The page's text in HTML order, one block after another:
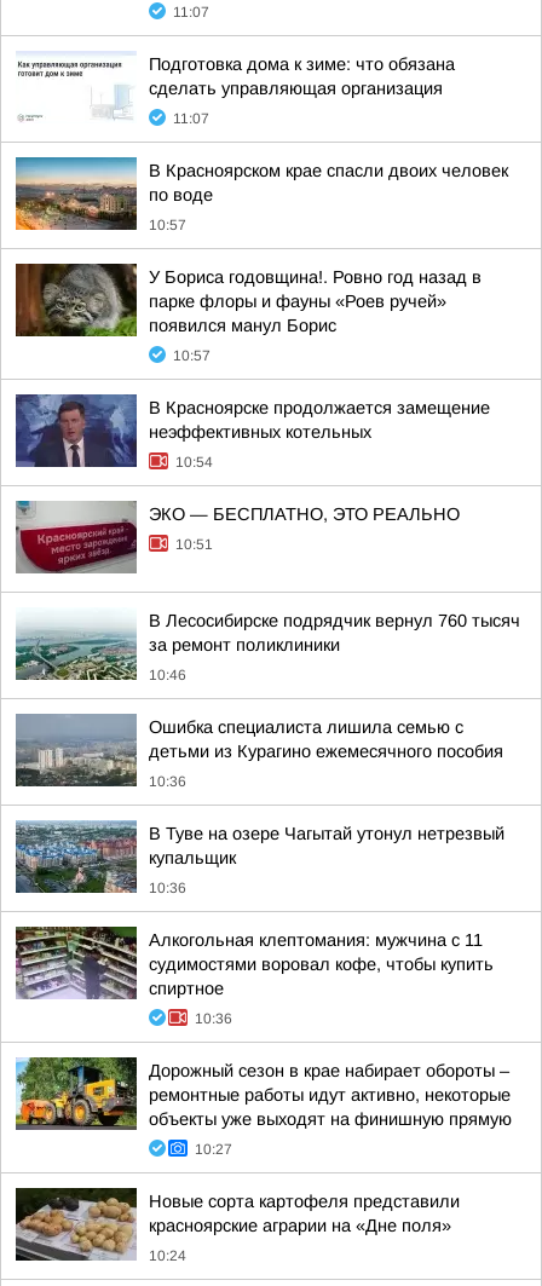
11:07
Подготовка дома к зиме: что обязана
сделать управляющая организация
11:07
В Красноярском крае спасли двоих человек
по воде
10:57
У Бориса годовщина!. Ровно год назад в
парке флоры и фауны «Роев ручей»
появился манул Борис
10:57
В Красноярске продолжается замещение
неэффективных котельных
10:54
ЭКО — БЕСПЛАТНО, ЭТО РЕАЛЬНО
10:51
В Лесосибирске подрядчик вернул 760 тысяч
за ремонт поликлиники
10:46
Ошибка специалиста лишила семью с
детьми из Курагино ежемесячного пособия
10:36
В Туве на озере Чагытай утонул нетрезвый
купальщик
10:36
Алкогольная клептомания: мужчина с 11
судимостями воровал кофе, чтобы купить
спиртное
10:36
Дорожный сезон в крае набирает обороты –
ремонтные работы идут активно, некоторые
объекты уже выходят на финишную прямую
10:27
Новые сорта картофеля представили
красноярские аграрии на «Дне поля»
10:24